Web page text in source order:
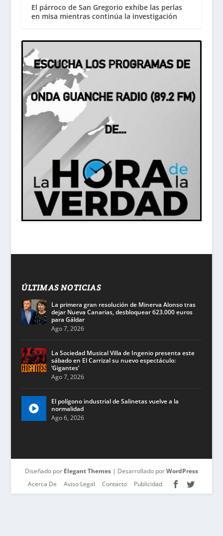
El párroco de San Gregorio exhibe las perlas
en misa mientras continúa la investigación
ÚLTIMAS NOTICIAS
La primera gran resolución de Minerva Alonso tras
dejar Nueva Canarias, desbloquear 623.000 euros
para Gáldar
Ago 7, 2026
La Sociedad Musical Villa de Ingenio presenta este
sábado en El Carrizal su nuevo espectáculo:
‘Gigantes’
Ago 7, 2026
El polígono industrial de Salinetas vuelve a la
normalidad
Ago 6, 2026
Diseñado por Elegant Themes| Desarrollado porWordPress
Acerca De
Aviso Legal Contacto Publicidad